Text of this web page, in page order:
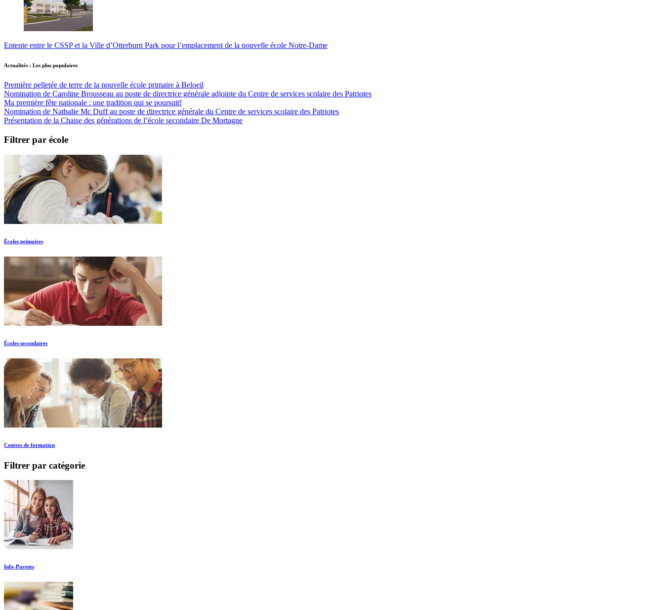
Entente entre le CSSP et la Ville d’Otterburn Park pour l’emplacement de la nouvelle école Notre-Dame
Actualités : Les plus populaires
Première pelletée de terre de la nouvelle école primaire à Beloeil
Nomination de Caroline Brousseau au poste de directrice générale adjointe du Centre de services scolaire des Patriotes
Ma première fête nationale : une tradition qui se poursuit!
Nomination de Nathalie Mc Duff au poste de directrice générale du Centre de services scolaire des Patriotes
Présentation de la Chaise des générations de l’école secondaire De Mortagne
Filtrer par école
Écoles primaires
Écoles secondaires
Centres de formation
Filtrer par catégorie
Info-Parents